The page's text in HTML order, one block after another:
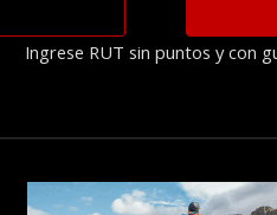
Ingrese RUT sin puntos y con